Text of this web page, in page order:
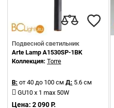
Подвесной светильник
Arte Lamp A1530SP-1BK
Коллекция: Torre
В: от 40 до 100 см Д: 5.6 см
GU10 x 1 max 50W
Цена: 2 090 Р.